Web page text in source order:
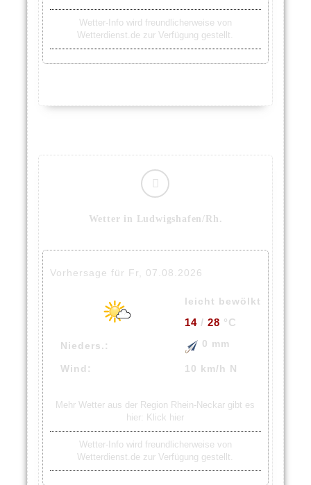
Wetter-Info wird freundlicherweise von
Wetterdienst.de zur Verfügung gestellt.
Wetter in Ludwigshafen/Rh.
Vorhersage für Fr, 07.08.2026
leicht bewölkt
14/ 28 °C
Nieders.: 0 mm
Wind: 10 km/h N
Mehr Wetter aus der Region Rhein-Neckar gibt es
hier: Klick hier
Wetter-Info wird freundlicherweise von
Wetterdienst.de zur Verfügung gestellt.